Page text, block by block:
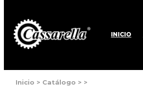
INICIO
Inicio > Catálogo > >